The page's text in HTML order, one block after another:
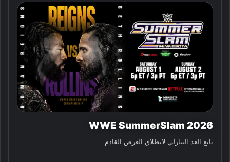
WWE SummerSlam 2026
تابع العد التنازلي لانطلاق العرض القادم